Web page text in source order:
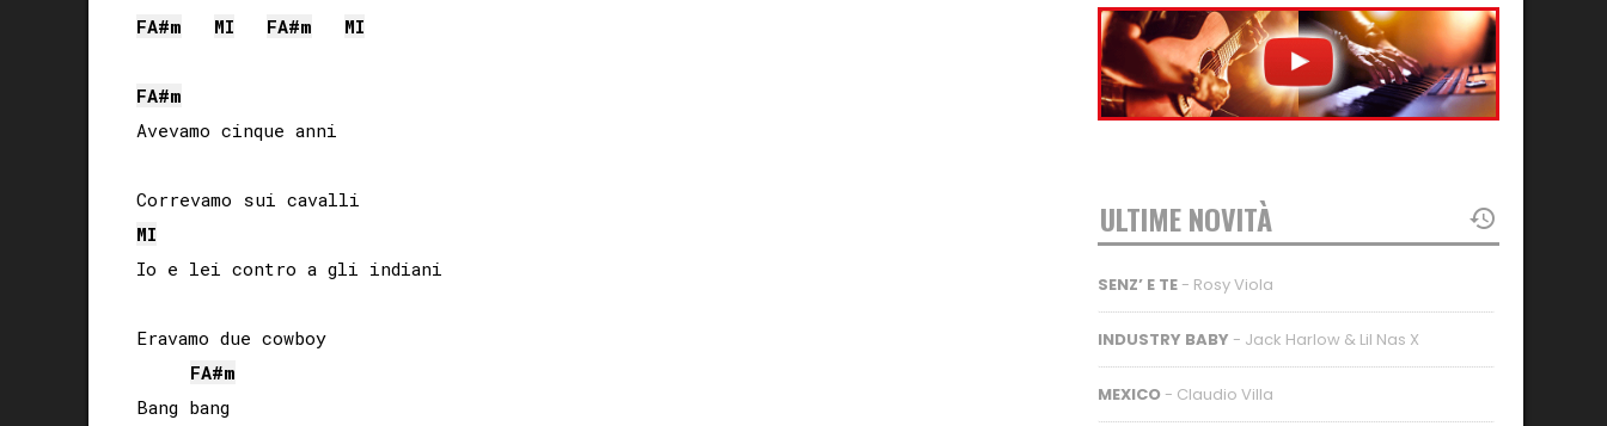
FA#m MI FA#m MI
FA#m
Avevamo cinque anni
MI
Io e lei contro a gli indiani
Eravamo due cowboy
FA#m
Bang bang
ULTIME NOVITÀ
SENZ’ E TE - Rosy Viola
INDUSTRY BABY - Jack Harlow & Lil Nas X
MEXICO - Claudio Villa